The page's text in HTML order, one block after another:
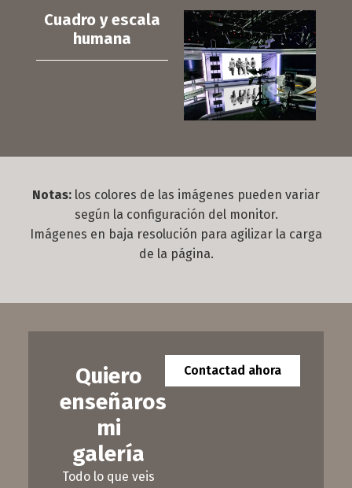
Cuadro y escala
humana
Notas: los colores de las imágenes pueden variar
según la configuración del monitor.
Imágenes en baja resolución para agilizar la carga
de la página.
Quiero
enseñaros
mi
galería
Todo lo que veis
Contactad ahora